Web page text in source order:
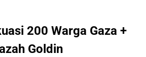
200 Warga Gaza +
Goldin